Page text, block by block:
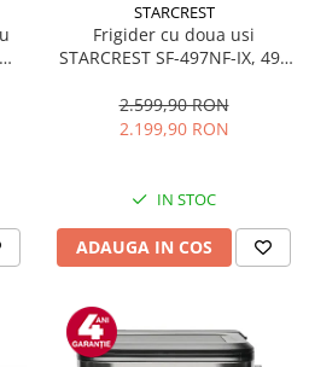
STARCREST
Frigider cu doua usi
STARCREST SF-497NF-IX, 497
Inverter, Clasa E, Display,
Functie super racire, Blocare
2.599,90 RON
2.199,90 RON
IN STOC
ADAUGA IN COS